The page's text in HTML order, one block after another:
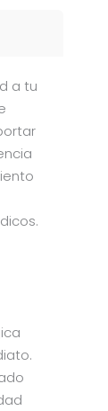
a tu